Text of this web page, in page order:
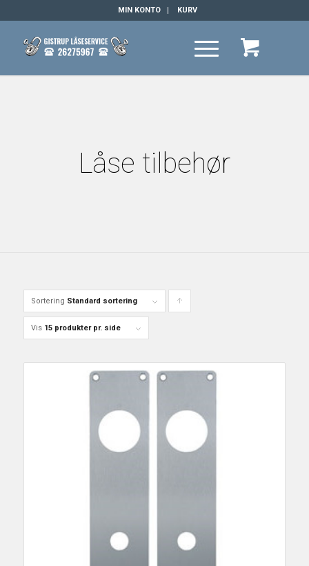
MIN KONTO KURV
Låse tilbehør
Sortering Standard sortering
products
Vis 15 produkter pr. side